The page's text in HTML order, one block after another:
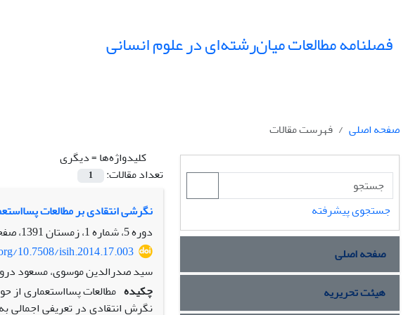
فصلنامه مطالعات میان‌رشته‌ای در علوم انسانی
صفحه اصلی
فهرست مقالات
کلیدواژه‌ها =دیگری
تعداد مقالات:
1
نگرشی انتقادی بر مطالعات
دوره 5، شماره 1، زمستان 1391، صفحه
10.7508/isih.2014.17.003
سید صدرالدین موسوی، مسعود
چکیده مطالعات پسااستعماری از
نگرش انتقادی در تعریفی اجمالی
جستجوی پیشرفته
صفحه اصلی
هیئت تحریریه